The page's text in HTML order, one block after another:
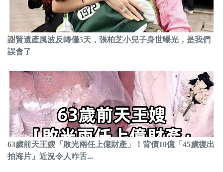
謝賢遺產風波反轉僅5天，張柏芝小兒子身世曝光，是我們
誤會了
63歲前天王嫂「敗光兩任上億財產」！背債10億「45歲復出
拍海片」近況令人咋舌...